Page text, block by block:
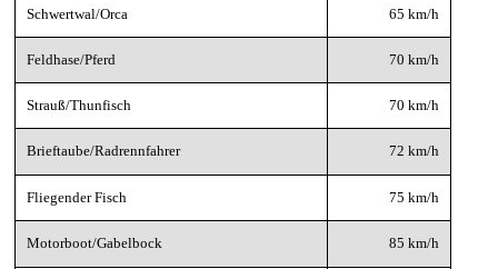
Schwertwal/Orca 65 km/h
Feldhase/Pferd 70 km/h
Strauß/Thunfisch 70 km/h
Brieftaube/Radrennfahrer 72 km/h
Fliegender Fisch 75 km/h
Motorboot/Gabelbock 85 km/h